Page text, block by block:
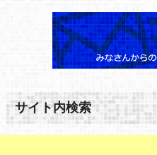
サイト内検索